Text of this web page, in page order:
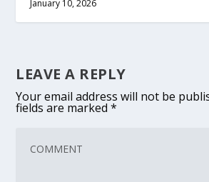
January 10, 2026
LEAVE A REPLY
Your email address will not be
fields are marked*